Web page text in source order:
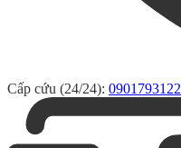
Cấp cứu (24/24): 0901793122